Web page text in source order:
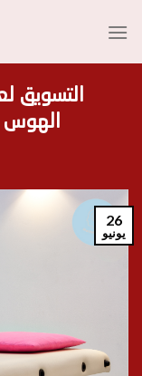
التسويق
الهوس
26
يونيو